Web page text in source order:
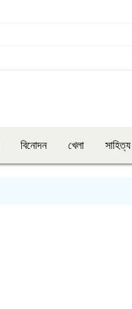
বিনোদন খেলা সাহিত্য